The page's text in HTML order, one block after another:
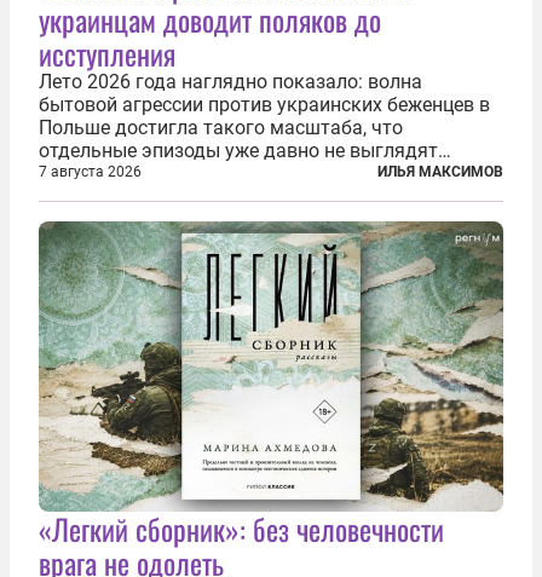
украинцам доводит поляков до
исступления
Лето 2026 года наглядно показало: волна
бытовой агрессии против украинских беженцев в
Польше достигла такого масштаба, что
отдельные эпизоды уже давно не выглядят
случайными. Поляки, судя по происходящему,
буквально теряют рассудок от ненависти к
украинским беженцам, и каждый новый случай
по-своему...
7 августа 2026 ИЛЬЯ МАКСИМОВ
«Легкий сборник»: без человечности
врага не одолеть